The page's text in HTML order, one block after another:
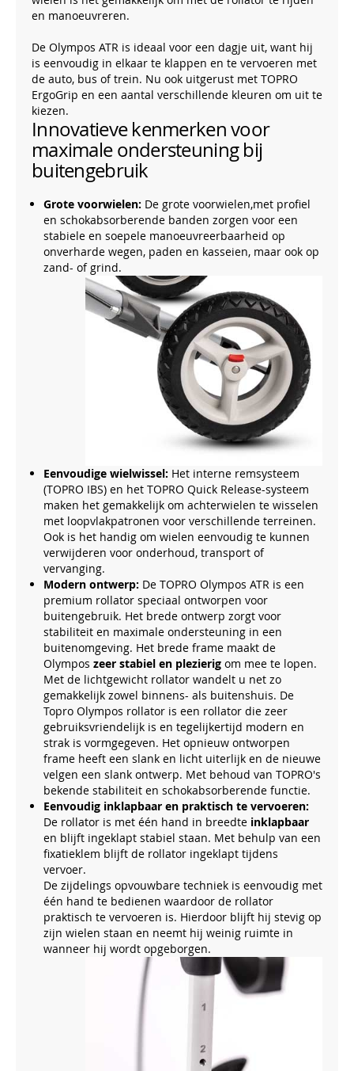
en manoeuvreren.
De Olympos ATR is ideaal voor een dagje uit, want hij
is eenvoudig in elkaar te klappen en te vervoeren met
de auto, bus of trein. Nu ook uitgerust met TOPRO
ErgoGrip en een aantal verschillende kleuren om uit te
kiezen.
Innovatieve kenmerken voor
maximale ondersteuning bij
buitengebruik
Grote voorwielen: De grote voorwielen,met profiel
en schokabsorberende banden zorgen voor een
stabiele en soepele manoeuvreerbaarheid op
onverharde wegen, paden en kasseien, maar ook op
zand- of grind.
Eenvoudige wielwissel: Het interne remsysteem
(TOPRO IBS) en het TOPRO Quick Release-systeem
maken het gemakkelijk om achterwielen te wisselen
met loopvlakpatronen voor verschillende terreinen.
Ook is het handig om wielen eenvoudig te kunnen
verwijderen voor onderhoud, transport of
vervanging.
Modern ontwerp: De TOPRO Olympos ATR is een
premium rollator speciaal ontworpen voor
buitengebruik. Het brede ontwerp zorgt voor
stabiliteit en maximale ondersteuning in een
buitenomgeving. Het brede frame maakt de
Olympos zeer stabiel en plezierig om mee te lopen.
Met de lichtgewicht rollator wandelt u net zo
gemakkelijk zowel binnens- als buitenshuis. De
Topro Olympos rollator is een rollator die zeer
gebruiksvriendelijk is en tegelijkertijd modern en
strak is vormgegeven. Het opnieuw ontworpen
frame heeft een slank en licht uiterlijk en de nieuwe
velgen een slank ontwerp. Met behoud van TOPRO's
bekende stabiliteit en schokabsorberende functie.
Eenvoudig inklapbaar en praktisch te vervoeren:
De rollator is met één hand in breedte inklapbaar
en blijft ingeklapt stabiel staan. Met behulp van een
fixatieklem blijft de rollator ingeklapt tijdens
vervoer.
De zijdelings opvouwbare techniek is eenvoudig met
één hand te bedienen waardoor de rollator
praktisch te vervoeren is. Hierdoor blijft hij stevig op
zijn wielen staan ​​en neemt hij weinig ruimte in
wanneer hij wordt opgeborgen.